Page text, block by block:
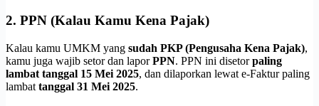
2. PPN (Kalau Kamu Kena Pajak)
Kalau kamu UMKM yang sudah PKP (Pengusaha Kena Pajak),
kamu juga wajib setor dan laporPPN. PPN ini disetorpaling
lambat tanggal 15 Mei 2025, dan dilaporkan lewat e-Faktur paling
lambat tanggal 31 Mei 2025.